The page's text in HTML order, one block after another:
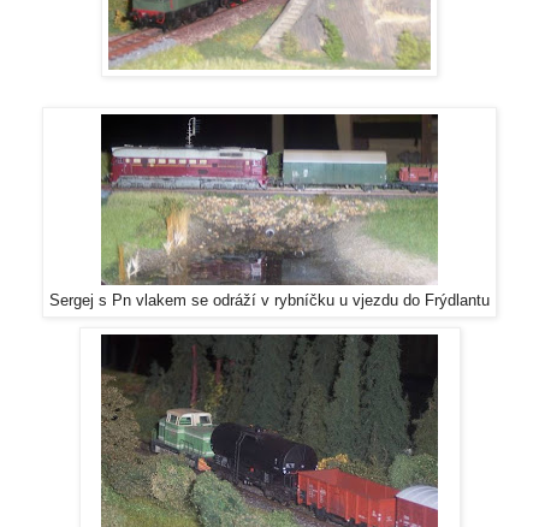
Sergej s Pn vlakem se odráží v rybníčku u vjezdu do Frýdlantu